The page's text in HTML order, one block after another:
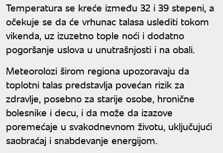
Temperatura se kreće između 32 i 39 stepeni, a
očekuje se da će vrhunac talasa uslediti tokom
vikenda, uz izuzetno tople noći i dodatno
pogoršanje uslova u unutrašnjosti i na obali.
Meteorolozi širom regiona upozoravaju da
toplotni talas predstavlja povećan rizik za
zdravlje, posebno za starije osobe, hronične
bolesnike i decu, i da može da izazove
poremećaje u svakodnevnom životu, uključujući
saobraćaj i snabdevanje energijom.